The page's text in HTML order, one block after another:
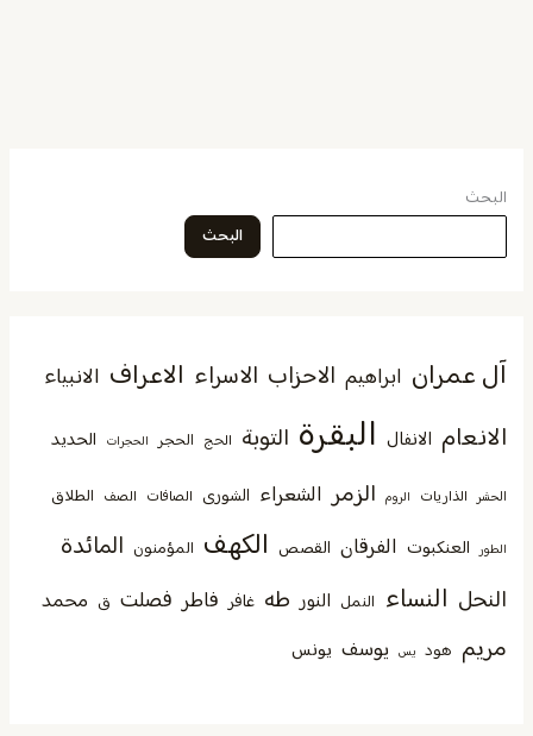
البحث
البحث
آل عمران ابراهيم الاحزاب الاسراء الاعراف الانبياء
الانعام الانفال البقرة التوبة الحج الحجر الحجرات الحديد
الحشر الذاريات الروم الزمر الشعراء الشورى الصافات الصف الطلاق
الطور العنكبوت الفرقان القصص الكهف المؤمنون المائدة
النحل النساء النمل النور طه غافر فاطر فصلت ق محمد
مريم هود يس يوسف يونس